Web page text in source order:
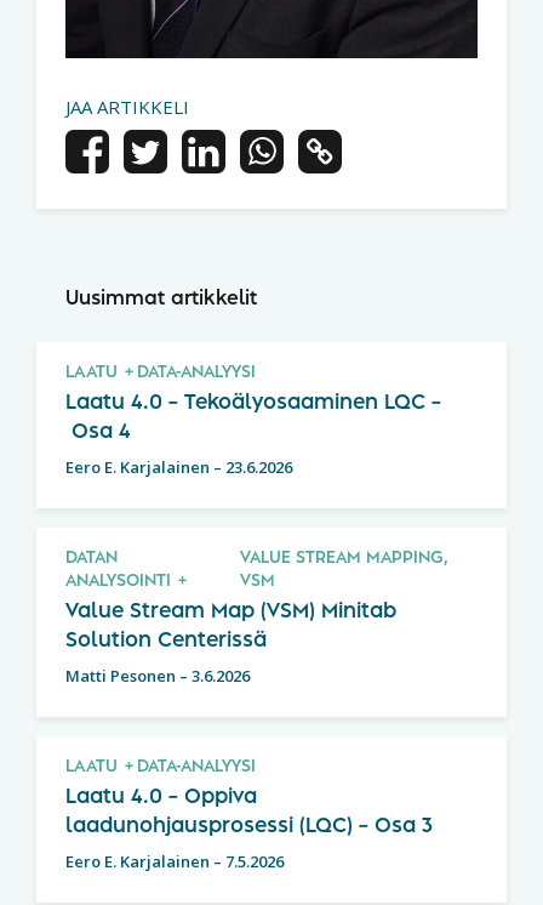
JAA ARTIKKELI
Uusimmat artikkelit
LAATU DATA-ANALYYSI
Laatu 4.0 – Tekoälyosaaminen LQC –
Osa 4
Eero E. Karjalainen – 23.6.2026
DATAN
ANALYSOINTI
VALUE STREAM MAPPING,
VSM
Value Stream Map (VSM) Minitab
Solution Centerissä
Matti Pesonen – 3.6.2026
LAATU DATA-ANALYYSI
Laatu 4.0 – Oppiva
laadunohjausprosessi (LQC) – Osa 3
Eero E. Karjalainen – 7.5.2026